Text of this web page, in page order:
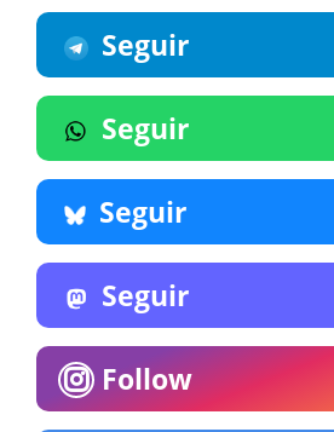
Seguir
Seguir
Seguir
Seguir
Follow